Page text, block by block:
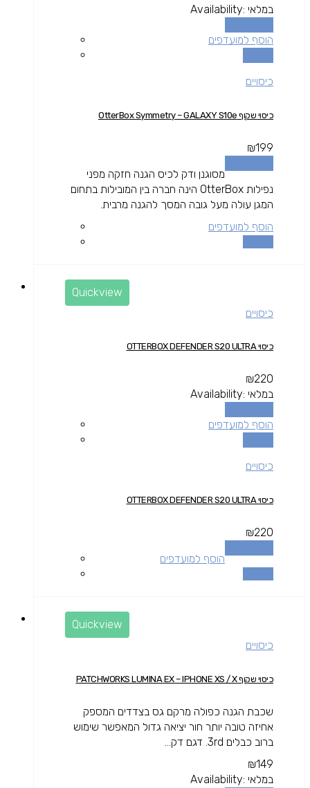
Availability: במלאי
הוסף למועדפים
כיסויים
כיסוי שקוף OtterBox Symmetry – GALAXY S10e
₪199
מסוגנן ודק לכיס הגנה חזקה מפני
נפילות OtterBox הינה חברה בין המובילות בתחום
המגן עולה מעל גובה המסך להגנה מרבית.
הוסף למועדפים
Quickview
כיסויים
כיסוי OTTERBOX DEFENDER S20 ULTRA
₪220
Availability: במלאי
הוסף למועדפים
כיסויים
כיסוי OTTERBOX DEFENDER S20 ULTRA
₪220
הוסף למועדפים
Quickview
כיסויים
כיסוי שקוף PATCHWORKS LUMINA EX – IPHONE XS / X
שכבת הגנה כפולה מרקם גס בצדדים המספק
אחיזה טובה יותר חור יציאה גדול המאפשר שימוש
ברוב כבלים 3rd. דגם דק...
₪149
Availability: במלאי